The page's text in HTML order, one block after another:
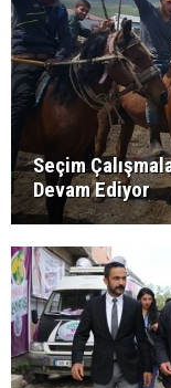
Seçim
Devam Ediyor